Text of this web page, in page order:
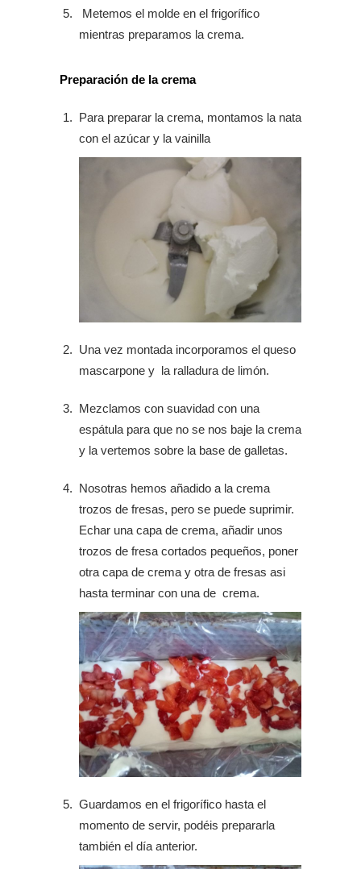
Metemos el molde en el frigorífico
mientras preparamos la crema.
Preparación de la crema
Para preparar la crema, montamos la nata
con el azúcar y la vainilla
Una vez montada incorporamos el queso
mascarpone y la ralladura de limón.
Mezclamos con suavidad con una
espátula para que no se nos baje la crema
y la vertemos sobre la base de galletas.
Nosotras hemos añadido a la crema
trozos de fresas, pero se puede suprimir.
Echar una capa de crema, añadir unos
trozos de fresa cortados pequeños, poner
otra capa de crema y otra de fresas asi
hasta terminar con una de crema.
Guardamos en el frigorífico hasta el
momento de servir, podéis prepararla
también el día anterior.